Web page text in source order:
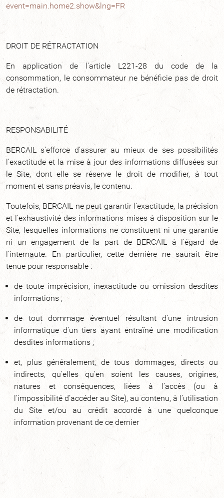
event=main.home2.show&lng=FR
DROIT DE RÉTRACTATION
En application de l'article L221-28 du code de la
consommation, le consommateur ne bénéficie pas de droit
de rétractation.
RESPONSABILITÉ
BERCAIL s’efforce d’assurer au mieux de ses possibilités
l’exactitude et la mise à jour des informations diffusées sur
le Site, dont elle se réserve le droit de modifier, à tout
moment et sans préavis, le contenu.
Toutefois, BERCAIL ne peut garantir l’exactitude, la précision
et l’exhaustivité des informations mises à disposition sur le
Site, lesquelles informations ne constituent ni une garantie
ni un engagement de la part de BERCAIL à l’égard de
l’internaute. En particulier, cette dernière ne saurait être
tenue pour responsable :
de toute imprécision, inexactitude ou omission desdites
informations ;
de tout dommage éventuel résultant d’une intrusion
informatique d’un tiers ayant entraîné une modification
desdites informations ;
et, plus généralement, de tous dommages, directs ou
indirects, qu’elles qu’en soient les causes, origines,
natures et conséquences, liées à l’accès (ou à
l’impossibilité d’accéder au Site), au contenu, à l’utilisation
du Site et/ou au crédit accordé à une quelconque
information provenant de ce dernier